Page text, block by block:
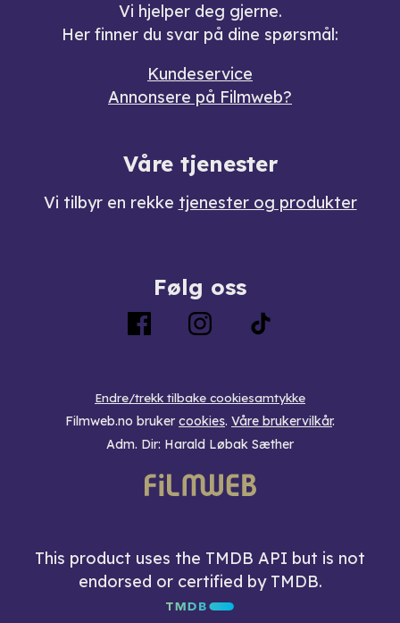
Vi hjelper deg gjerne.
Her finner du svar på dine spørsmål:
Kundeservice
Annonsere på Filmweb?
Våre tjenester
Vi tilbyr en rekke tjenester og produkter
Følg oss
Endre/trekk tilbake cookiesamtykke
Filmweb.no bruker cookies. Våre brukervilkår.
Adm. Dir: Harald Løbak Sæther
This product uses the TMDB API but is not
endorsed or certified by TMDB.